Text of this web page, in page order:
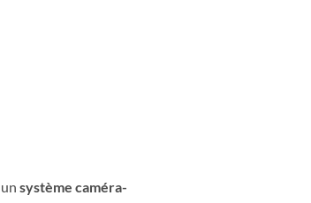
système caméra-